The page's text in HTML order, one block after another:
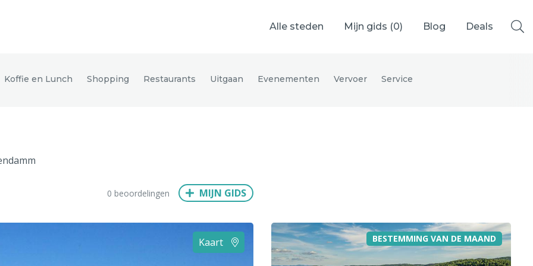
Alle steden Mijn gids (0) Blog Deals
München Wenen Budapest Bangkok
Koffie en Lunch Shopping Restaurants Uitgaan Evenementen Vervoer Service
0 beoordelingen MIJN GIDS
Kaart BESTEMMING VAN DE MAAND